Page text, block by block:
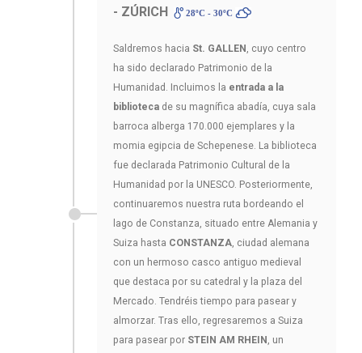
- ZÚRICH 28ºC - 30ºC
Saldremos hacia St. GALLEN , cuyo centro
ha sido declarado Patrimonio de la
Humanidad. Incluimos la entrada a la
biblioteca de su magnífica abadía, cuya sala
barroca alberga 170.000 ejemplares y la
momia egipcia de Schepenese. La biblioteca
fue declarada Patrimonio Cultural de la
Humanidad por la UNESCO. Posteriormente,
continuaremos nuestra ruta bordeando el
lago de Constanza, situado entre Alemania y
Suiza hasta CONSTANZA, ciudad alemana
con un hermoso casco antiguo medieval
que destaca por su catedral y la plaza del
Mercado. Tendréis tiempo para pasear y
almorzar. Tras ello, regresaremos a Suiza
para pasear por STEIN AM RHEIN , un